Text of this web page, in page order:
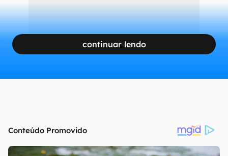
continuar lendo